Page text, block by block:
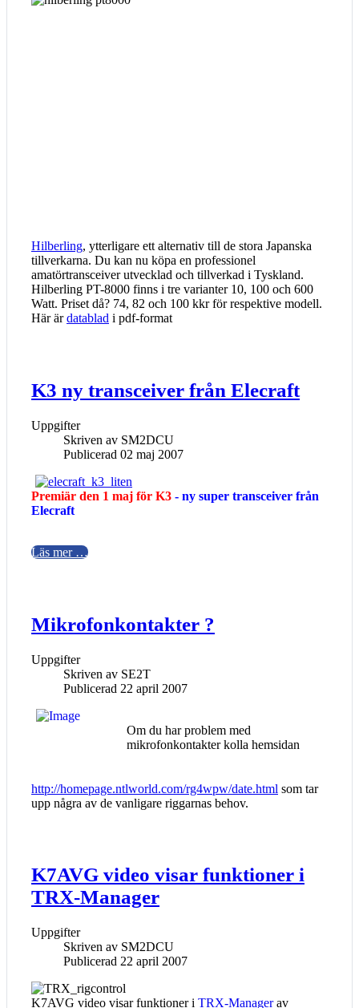
Hilberling, ytterligare ett alternativ till de stora Japanska
tillverkarna. Du kan nu köpa en professionel
amatörtransceiver utvecklad och tillverkad i Tyskland.
Hilberling PT-8000 finns i tre varianter 10, 100 och 600
Watt. Priset då? 74, 82 och 100 kkr för respektive modell.
Här ärdatablad i pdf-format
K3 ny transceiver från Elecraft
Uppgifter
Skriven av SM2DCU
Publicerad 02 maj 2007
Premiär den 1 maj för K3 - ny super transceiver från
Elecraft
Läs mer …
Mikrofonkontakter ?
Uppgifter
Skriven av SE2T
Publicerad 22 april 2007
Om du har problem med
mikrofonkontakter kolla hemsidan
http://homepage.ntlworld.com/rg4wpw/date.html som tar
upp några av de vanligare riggarnas behov.
K7AVG video visar funktioner i
TRX-Manager
Uppgifter
Skriven av SM2DCU
Publicerad 22 april 2007
K7AVG video visar funktioner i TRX-Managerav